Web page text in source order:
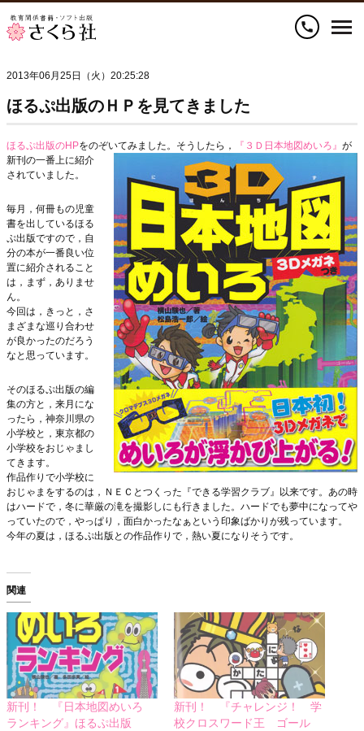
call
2013年06月25日（火）20:25:28
ほるぷ出版のＨＰを見てきました
ほるぷ出版のHPをのぞいてみました。 そうしたら， 『３Ｄ日本地図めいろ』 が
新刊の一番上に紹介
されていました。
毎月，何冊もの児童
書を出しているほる
ぷ出版ですので，自
分の本が一番良い位
置に紹介されること
は，まず，ありませ
ん。
今回は，きっと，さ
まざまな巡り合わせ
が良かったのだろう
なと思っています。
そのほるぷ出版の編
集の方と，来月にな
ったら，神奈川県の
小学校と，東京都の
小学校をおじゃまし
てきます。
作品作りで小学校に
おじゃまをするのは，ＮＥＣとつくった『できる学習クラブ』以来です。あの時
はハードで，冬に華厳の滝を撮影しにも行きました。ハードでも夢中になってや
っていたので，やっぱり，面白かったなぁという印象ばかりが残っています。
今年の夏は，ほるぷ出版との作品作りで，熱い夏になりそうです。
関連
新刊！ 『日本地図めいろ
ランキング』ほるぷ出版
新刊！ 『チャレンジ！ 学
校クロスワード王 ゴール